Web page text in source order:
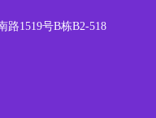
路1519号B栋B2-518